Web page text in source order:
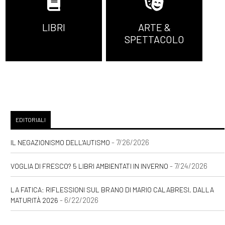
cassetto, di Mariagrazia
incipit
Maggio 2021
[31]Colette. Un sogno
audace, di Nicoletta Sipos:
incipit
LIBRI
ARTE &
SPETTACOLO
EDITORIALI
IL NEGAZIONISMO DELL'AUTISMO - 7/26/2026
VOGLIA DI FRESCO? 5 LIBRI AMBIENTATI IN INVERNO - 7/24/2026
LA FATICA: RIFLESSIONI SUL BRANO DI MARIO CALABRESI, DALLA
MATURITÀ 2026 - 6/22/2026